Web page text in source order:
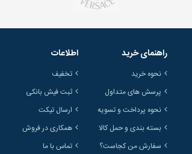
راهنمای خرید
نحوه خرید
پرسش های متداول
نحوه پرداخت و تسویه
بسته بندی و حمل کالا
سفارش من کجاست؟
اطلاعات
تخفیف
ثبت فیش بانکی
ارسال تیکت
همکاری در فروش
تماس با ما